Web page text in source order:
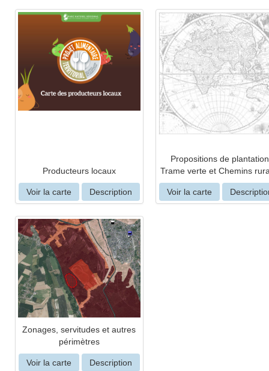
Producteurs locaux
Voir la carte Description
Propositions de plantation
Trame verte et Chemins
Voir la carte
Zonages, servitudes et autres
périmètres
Voir la carte Description